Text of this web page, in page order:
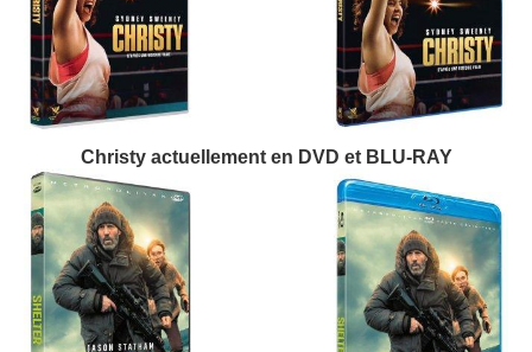
Christy actuellement en DVD et BLU-RAY